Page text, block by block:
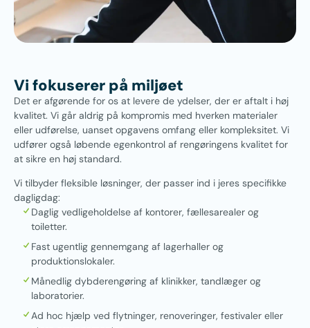
Vi fokuserer på miljøet
Det er afgørende for os at levere de ydelser, der er aftalt i høj
kvalitet. Vi går aldrig på kompromis med hverken materialer
eller udførelse, uanset opgavens omfang eller kompleksitet. Vi
udfører også løbende egenkontrol af rengøringens kvalitet for
at sikre en høj standard.
Vi tilbyder fleksible løsninger, der passer ind i jeres specifikke
dagligdag:
Daglig vedligeholdelse af kontorer, fællesarealer og
toiletter.
Fast ugentlig gennemgang af lagerhaller og
produktionslokaler.
Månedlig dybderengøring af klinikker, tandlæger og
laboratorier.
Ad hoc hjælp ved flytninger, renoveringer, festivaler eller